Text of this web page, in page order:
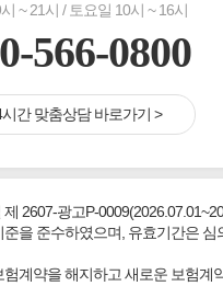
~ 21시 / 토요일 10시 ~ 16시
566-0800
시간 맞춤상담 바로가기 >
2607-광고P-
을 준수하였으며, 유효기간은 심
계약을 해지하고 새로운 보험계